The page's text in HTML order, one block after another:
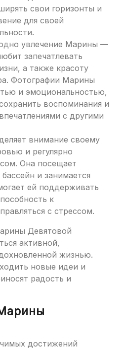
свои горизонты и
для своей
увлечение Марины —
запечатлевать
а также красоту
Фотографии Марины
и эмоциональностью,
воспоминания и
с другими
внимание своему
и регулярно
Она посещает
и занимается
ей поддерживать
к
с стрессом.
Девятовой
активной,
жизнью.
новые идеи и
радость и
достижений